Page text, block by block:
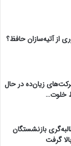
از آتیه‌سازان حافظ؟
زیان‌ده در حال
خلوت…
بازنشستگان
گرفت